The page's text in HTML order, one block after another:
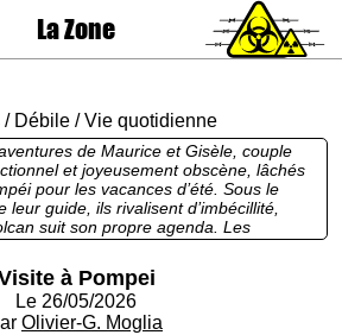
La Zone
/ Débile /Vie quotidienne
de Maurice et Gisèle, couple
et joyeusement obscène, lâchés
pour les vacances d’été. Sous le
leur guide, ils rivalisent d’imbécillité,
suit son propre agenda. Les
du lion dans cette farce
en abyme de la vie à deux, où
hurlée claque comme l’élastique d’un slip
d’existences réduites à des
Une contribution délicatement
à Pompei
Le 26/05/2026
Olivier-G. Moglia